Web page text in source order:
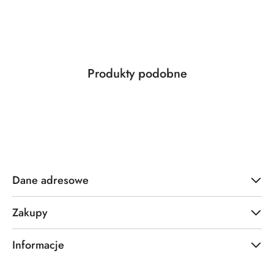
Pomiń karuzelę produktów
Produkty
Produkty podobne
Dane adresowe
Zakupy
Informacje